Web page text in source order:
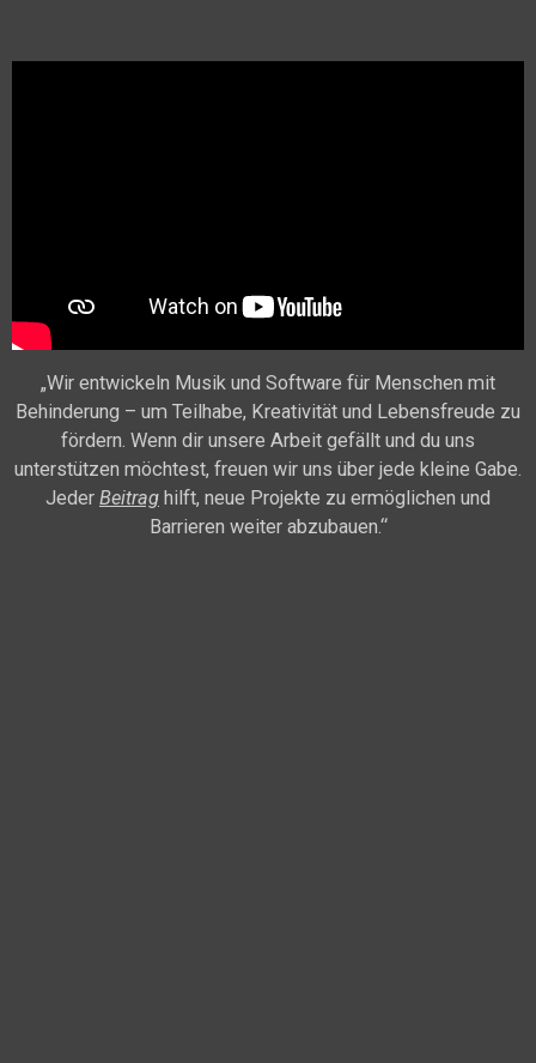
„Wir entwickeln Musik und Software für Menschen mit
Behinderung – um Teilhabe, Kreativität und Lebensfreude zu
fördern. Wenn dir unsere Arbeit gefällt und du uns
unterstützen möchtest, freuen wir uns über jede kleine Gabe.
Jeder Beitrag hilft, neue Projekte zu ermöglichen und
Barrieren weiter abzubauen.“